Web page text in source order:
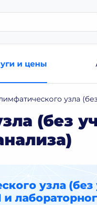
и цены
узла
(без
узла (без